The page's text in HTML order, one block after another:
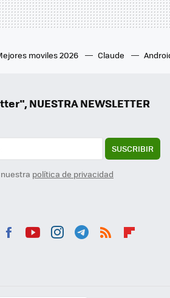
moviles 2026 Claude
NUESTRA NEWSLETTER
SUSCRIBIR
política de privacidad